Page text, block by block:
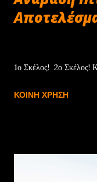
1ο Σκέλος! 2ο Σκέλος!
ΚΟΙΝΉ ΧΡΉΣΗ